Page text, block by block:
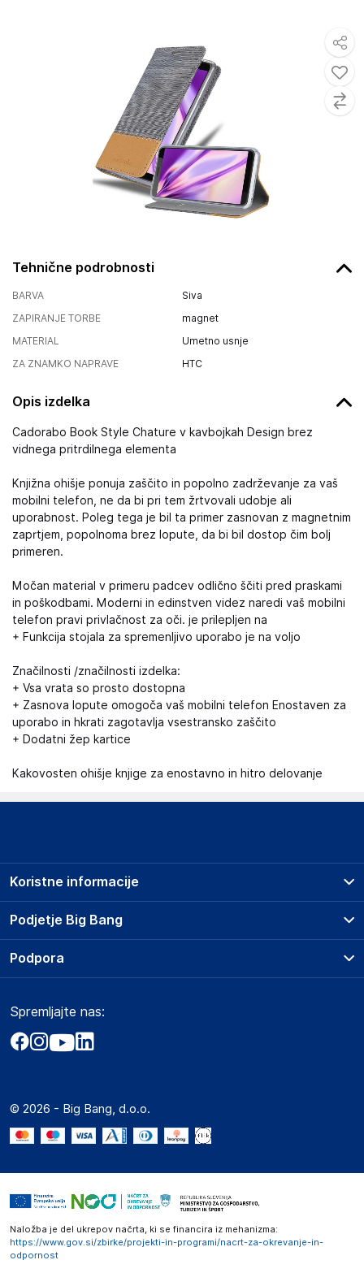
Tehnične podrobnosti
BARVA
Siva
ZAPIRANJE TORBE
magnet
MATERIAL
Umetno usnje
ZA ZNAMKO NAPRAVE
HTC
Opis izdelka
Cadorabo Book Style Chature v kavbojkah Design brez
vidnega pritrdilnega elementa
Knjižna ohišje ponuja zaščito in popolno zadrževanje za vaš
mobilni telefon, ne da bi pri tem žrtvovali udobje ali
uporabnost. Poleg tega je bil ta primer zasnovan z magnetnim
zaprtjem, popolnoma brez lopute, da bi bil dostop čim bolj
primeren.
Močan material v primeru padcev odlično ščiti pred praskami
in poškodbami. Moderni in edinstven videz naredi vaš mobilni
telefon pravi privlačnost za oči. je prilepljen na
+ Funkcija stojala za spremenljivo uporabo je na voljo
Značilnosti /značilnosti izdelka:
+ Vsa vrata so prosto dostopna
+ Zasnova lopute omogoča vaš mobilni telefon Enostaven za
uporabo in hkrati zagotavlja vsestransko zaščito
+ Dodatni žep kartice
Kakovosten ohišje knjige za enostavno in hitro delovanje
Podjetje Big Bang
O podjetju
Obvestila za javnost
Akt o digitalnih storitvah
Marketplace za partnerje
Novosti
Koristne informacije
Prodajna mesta
Storitve
Dostava, vnos in odvoz
Zavarovanje izdelkov
Podpora
Marketplace
Kako oddati naročilo?
Spremljajte nas:
© 2026 - Big Bang, d.o.o.
Naložba je del ukrepov načrta, ki se financira iz mehanizma:
https://www.gov.si/zbirke/projekti-in-programi/nacrt-za-okrevanje-in-
odpornost